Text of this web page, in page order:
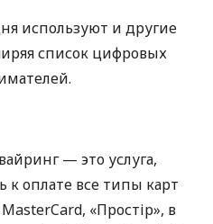
используют и другие
список цифровых
— это услуга,
оплате все типы карт
«Простір», в